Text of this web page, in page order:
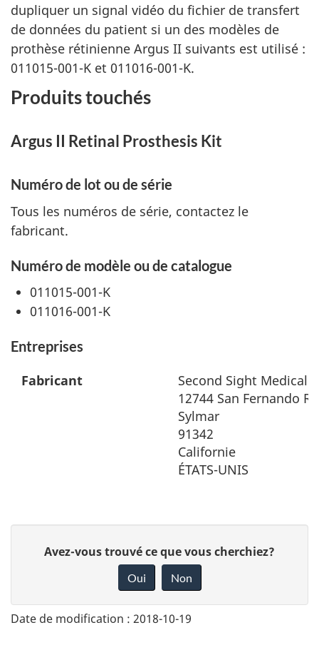
dupliquer un signal vidéo du fichier de transfert
de données du patient si un des modèles de
prothèse rétinienne Argus II suivants est utilisé :
011015-001-K et 011016-001-K.
Produits touchés
Argus II Retinal Prosthesis Kit
Numéro de lot ou de série
Tous les numéros de série, contactez le
fabricant.
Numéro de modèle ou de catalogue
011015-001-K
011016-001-K
Entreprises
Fabricant
Second Sight Medical
12744 San Fernando
Sylmar
91342
Californie
ÉTATS-UNIS
n
Avez-vous trouvé ce que vous cherchiez?
Oui Non
Date de modification : 2018-10-19